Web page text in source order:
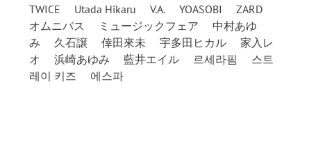
TWICE
Utada Hikaru V.A. YOASOBI
ZARD
オムニバス
ミュージックフェア
中村あゆ
み
久石譲 倖田來未 宇多田ヒカル
家入レ
オ
浜崎あゆみ 藍井エイル 르세라핌
스트
레이 키즈
에스파